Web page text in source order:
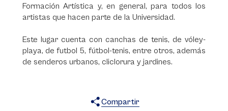
Formación Artística y, en general, para todos los
artistas que hacen parte de la Universidad.
Este lugar cuenta con canchas de tenis, de vóley-
playa, de futbol 5, fútbol-tenis, entre otros, además
de senderos urbanos, cliclorura y jardines.
Compartir